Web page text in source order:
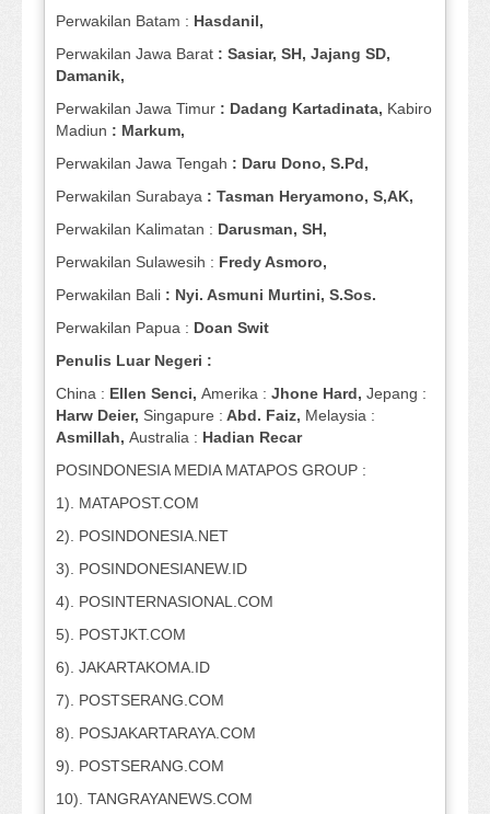
Perwakilan Batam : Hasdanil,
Perwakilan Jawa Barat : Sasiar, SH, Jajang SD,
Damanik,
Perwakilan Jawa Timur : Dadang Kartadinata, Kabiro
Madiun : Markum,
Perwakilan Jawa Tengah : Daru Dono, S.Pd,
Perwakilan Surabaya : Tasman Heryamono, S,AK,
Perwakilan Kalimatan : Darusman, SH,
Perwakilan Sulawesih : Fredy Asmoro,
Perwakilan Bali : Nyi. Asmuni Murtini, S.Sos.
Perwakilan Papua : Doan Swit
Penulis Luar Negeri :
China : Ellen Senci, Amerika : Jhone Hard, Jepang :
Harw Deier, Singapure : Abd. Faiz, Melaysia :
Asmillah, Australia : Hadian Recar
POSINDONESIA MEDIA MATAPOS GROUP :
1). MATAPOST.COM
2). POSINDONESIA.NET
3). POSINDONESIANEW.ID
4). POSINTERNASIONAL.COM
5). POSTJKT.COM
6). JAKARTAKOMA.ID
7). POSTSERANG.COM
8). POSJAKARTARAYA.COM
9). POSTSERANG.COM
10). TANGRAYANEWS.COM